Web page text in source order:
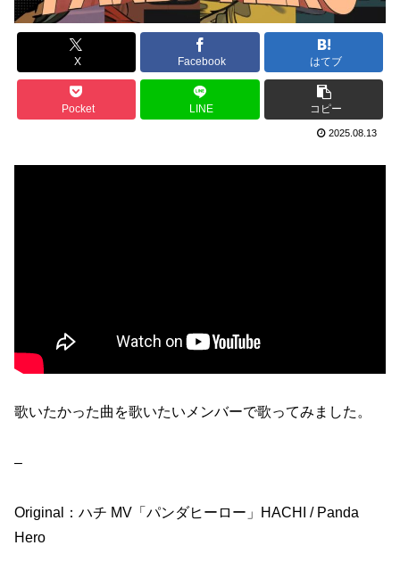
X Facebook はてブ
Pocket LINE コピー
2025.08.13
歌いたかった曲を歌いたいメンバーで歌ってみました。
–
Original：ハチ MV「パンダヒーロー」HACHI / Panda
Hero